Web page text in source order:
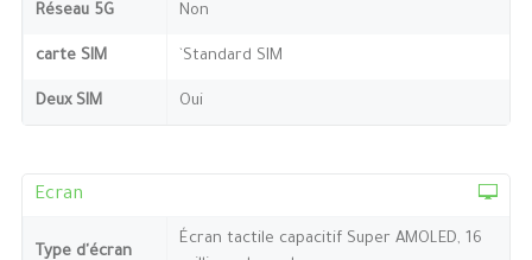
Réseau 5G Non
carte SIM `Standard SIM
Deux SIM Oui
Ecran
Type d'écran
Écran tactile capacitif Super AMOLED, 16